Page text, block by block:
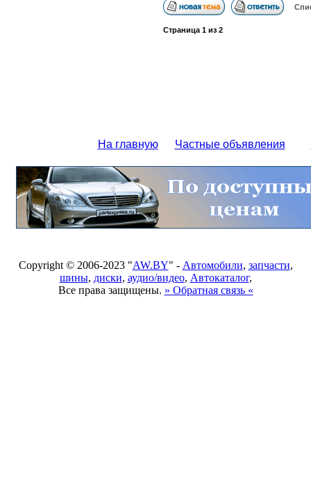
Страница 1из 2
На главную Частные объявления
Copyright © 2006-2023 "AW.BY" - Автомобили, запчасти,
шины, диски, аудио/видео, Автокаталог,
Все права защищены. » Обратная связь «